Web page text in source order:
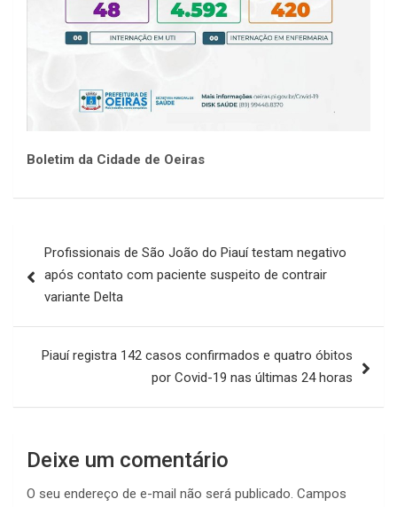
Boletim da Cidade de Oeiras
de
Post
Profissionais de São João do Piauí testam negativo
após contato com paciente suspeito de contrair
variante Delta
Piauí registra 142 casos confirmados e quatro óbitos
por Covid-19 nas últimas 24 horas
Deixe um comentário
O seu endereço de e-mail não será publicado. Campos